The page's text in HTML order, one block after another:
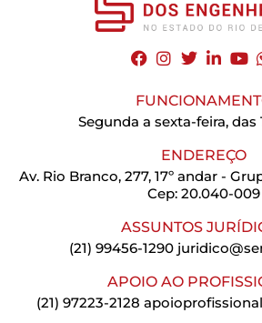
Segunda a sexta-feira, das
ENDEREÇO
Av. Rio Branco, 277, 17º andar -
Cep: 20.040-009
ASSUNTOS
(21) 99456-1290
APOIO AO
(21) 97223-2128